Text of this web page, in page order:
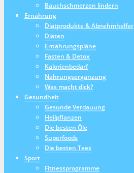
Bauchschmerzen lindern
Ernährung
Diätprodukte & Abnehmhelfer
Diäten
Ernährungspläne
Fasten & Detox
Kalorienbedarf
Nahrungsergänzung
Was macht dick?
Gesundheit
Gesunde Verdauung
Heilpflanzen
Die besten Öle
Superfoods
Die besten Tees
Sport
Fitnessprogramme